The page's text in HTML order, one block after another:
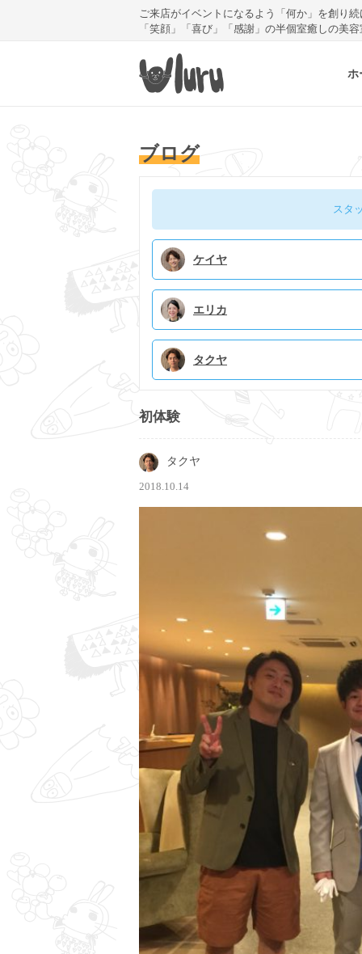
ご来店がイベントになるよう「何か」を創り続
「笑顔」「喜び」「感謝」の半個室癒しの美
ホ
ブログ
スタ
ケイヤ
エリカ
タクヤ
初体験
タクヤ
2018.10.14